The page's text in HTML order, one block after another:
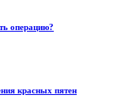
операцию?
красных пятен